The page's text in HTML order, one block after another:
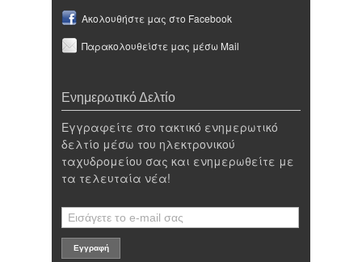
Ακολουθήστε μας στο Facebook
Παρακολουθείστε μας μέσω Mail
Ενημερωτικό Δελτίο
Εγγραφείτε στο τακτικό ενημερωτικό
δελτίο μέσω του ηλεκτρονικού
ταχυδρομείου σας και ενημερωθείτε με
τα τελευταία νέα!